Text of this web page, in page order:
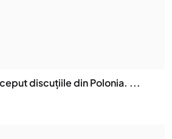
discuțiile din Polonia. ...